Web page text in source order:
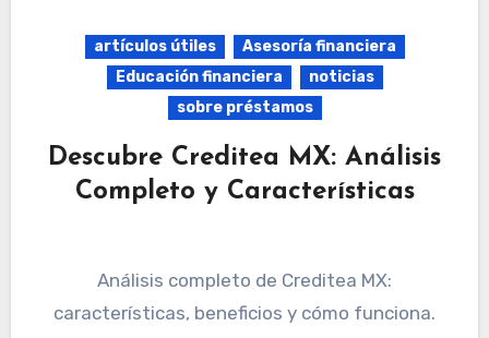
artículos útiles
Asesoría financiera
Educación financiera
noticias
sobre préstamos
Descubre Creditea MX: Análisis
Completo y Características
Análisis completo de Creditea MX:
características, beneficios y cómo funciona.